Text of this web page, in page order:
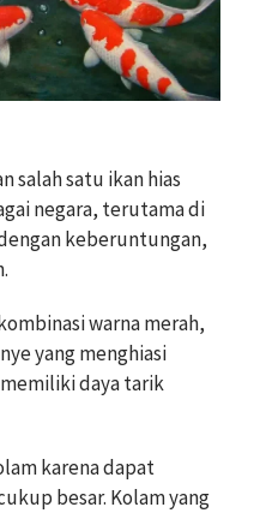
salah satu ikan hias
negara, terutama di
keberuntungan,
warna merah,
yang menghiasi
daya tarik
karena dapat
besar. Kolam yang